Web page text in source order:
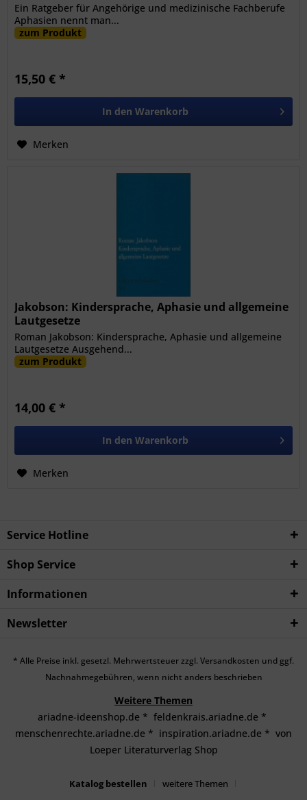
Ein Ratgeber für Angehörige und medizinische Fachberufe
Aphasien nennt man...
zum Produkt
15,50 € *
In den Warenkorb
Merken
Jakobson: Kindersprache, Aphasie und allgemeine
Lautgesetze
Roman Jakobson: Kindersprache, Aphasie und allgemeine
Lautgesetze Ausgehend...
zum Produkt
14,00 € *
In den Warenkorb
Merken
Service Hotline
Shop Service
Informationen
Newsletter
* Alle Preise inkl. gesetzl. Mehrwertsteuer zzgl. Versandkosten und ggf.
Nachnahmegebühren, wenn nicht anders beschrieben
Weitere Themen
ariadne-ideenshop.de * feldenkrais.ariadne.de *
menschenrechte.ariadne.de * inspiration.ariadne.de * von
Loeper Literaturverlag Shop
Katalog bestellen weitere Themen